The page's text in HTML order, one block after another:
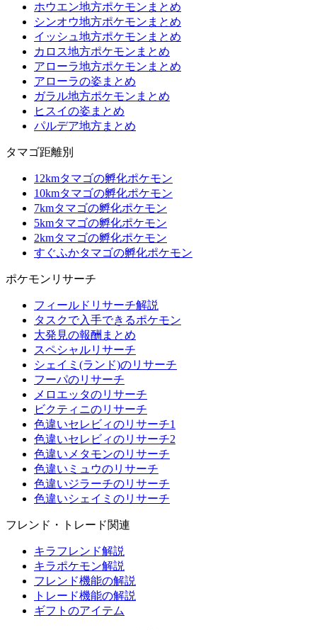
ホウエン地方ポケモンまとめ
シンオウ地方ポケモンまとめ
イッシュ地方ポケモンまとめ
カロス地方ポケモンまとめ
アローラ地方ポケモンまとめ
アローラの姿まとめ
ガラル地方ポケモンまとめ
ヒスイの姿まとめ
パルデア地方まとめ
タマゴ距離別
12kmタマゴの孵化ポケモン
10kmタマゴの孵化ポケモン
7kmタマゴの孵化ポケモン
5kmタマゴの孵化ポケモン
2kmタマゴの孵化ポケモン
すぐふかタマゴの孵化ポケモン
ポケモンリサーチ
フィールドリサーチ解説
タスクで入手できるポケモン
大発見の報酬まとめ
スペシャルリサーチ
シェイミ(ランド)のリサーチ
フーパのリサーチ
メロエッタのリサーチ
ビクティニのリサーチ
色違いセレビィのリサーチ1
色違いセレビィのリサーチ2
色違いメタモンのリサーチ
色違いミュウのリサーチ
色違いジラーチのリサーチ
色違いシェイミのリサーチ
フレンド・トレード関連
キラフレンド解説
キラポケモン解説
フレンド機能の解説
トレード機能の解説
ギフトのアイテム